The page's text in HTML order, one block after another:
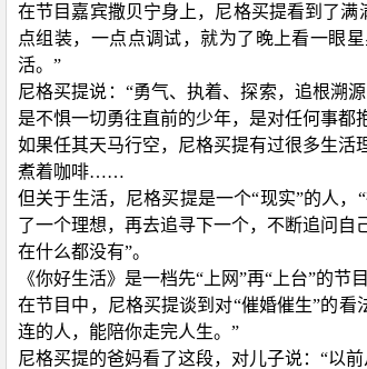
在节目嘉宾撒贝宁身上，尼格买提看到了满
点组装，一点点调试，就为了晚上看一眼
活。”
尼格买提说： “勇气、执着、探索，追根溯
是不惧一切勇往直前的少年，是对任何事都
如果任其天马行空，尼格买提有过很多生活
煮着咖啡……
但关于生活，尼格买提是一个“现实”的人，
了一个理想，再去追寻下一个，不断追问
在什么都没有”。
《你好生活》是一档先“上网”再“上台”的节
在节目中，尼格买提谈到对“催婚催生”的看
连的人，能陪你走完人生。”
尼格买提的爸妈看了这段，对儿子说： “以